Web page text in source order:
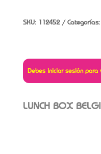
SKU: 112452 Categorías:
Debes iniciar sesión para
LUNCH BOX